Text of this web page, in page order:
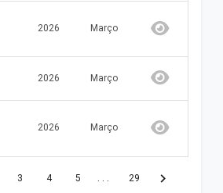
2026 Março
2026 Março
2026 Março
3 4 5 29